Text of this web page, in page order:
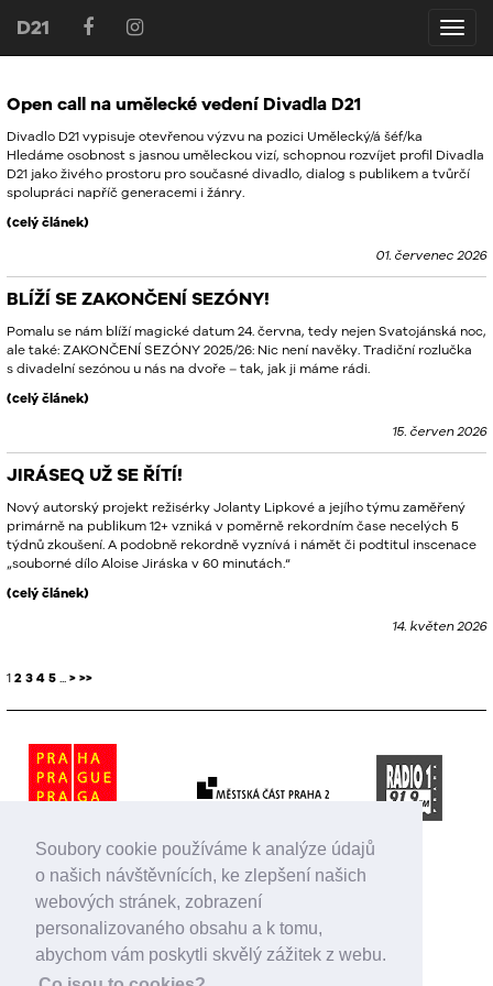
Soubory cookie používáme k analýze údajů
o našich návštěvnících, ke zlepšení našich
webových stránek, zobrazení
personalizovaného obsahu a k tomu,
abychom vám poskytli skvělý zážitek z webu.
D21
D21
Open call na umělecké vedení Divadla D21
Divadlo D21 vypisuje otevřenou výzvu na pozici Umělecký/á šéf/ka
Hledáme osobnost s jasnou uměleckou vizí, schopnou rozvíjet profil Divadla
D21 jako živého prostoru pro současné divadlo, dialog s publikem a tvůrčí
spolupráci napříč generacemi i žánry.
(celý článek)
01. červenec 2026
BLÍŽÍ SE ZAKONČENÍ SEZÓNY!
Pomalu se nám blíží magické datum 24. června, tedy nejen Svatojánská noc,
ale také: ZAKONČENÍ SEZÓNY 2025/26: Nic není navěky. Tradiční rozlučka
s divadelní sezónou u nás na dvoře – tak, jak ji máme rádi.
(celý článek)
15. červen 2026
JIRÁSEQ UŽ SE ŘÍTÍ!
Nový autorský projekt režisérky Jolanty Lipkové a jejího týmu zaměřený
primárně na publikum 12+ vzniká v poměrně rekordním čase necelých 5
týdnů zkoušení. A podobně rekordně vyznívá i námět či podtitul inscenace
„souborné dílo Aloise Jiráska v 60 minutách.“
(celý článek)
14. květen 2026
1 2 3 4 5 > >>